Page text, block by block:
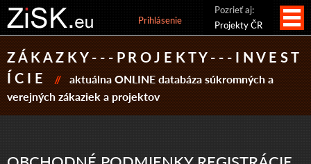
Pozrieť aj:
Projekty ČR
Prihlásenie
Z Á K A Z K Y - - - P R O J E K T Y - - - I N V E S T
Í C I E
// aktuálna ONLINE databáza súkromných a
verejných zákaziek a projektov